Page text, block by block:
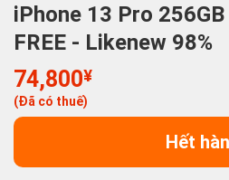
iPhone 13 Pro
FREE - Likenew 98%
74,800¥
(Đã có thuế)
Hết